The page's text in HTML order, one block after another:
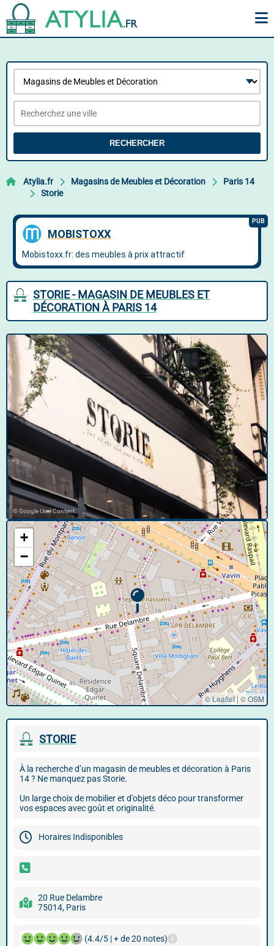
RECHERCHER
Atylia.fr Magasins de Meubles et Décoration
Paris 14
Storie
STORIE - MAGASIN DE MEUBLES ET
DÉCORATION À PARIS 14
© Google User Content
+
−
© Leaflet |©OSM
STORIE
À la recherche d’un magasin de meubles et décoration à Paris
14 ? Ne manquez pas Storie.
Un large choix de mobilier et d’objets déco pour transformer
vos espaces avec goût et originalité.
Horaires Indisponibles
20 Rue Delambre
75014, Paris
(4.4/5 | + de 20 notes)